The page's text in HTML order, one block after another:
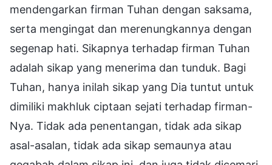
mendengarkan firman Tuhan dengan saksama,
serta mengingat dan merenungkannya dengan
segenap hati. Sikapnya terhadap firman Tuhan
adalah sikap yang menerima dan tunduk. Bagi
Tuhan, hanya inilah sikap yang Dia tuntut untuk
dimiliki makhluk ciptaan sejati terhadap firman-
Nya. Tidak ada penentangan, tidak ada sikap
asal-asalan, tidak ada sikap semaunya atau